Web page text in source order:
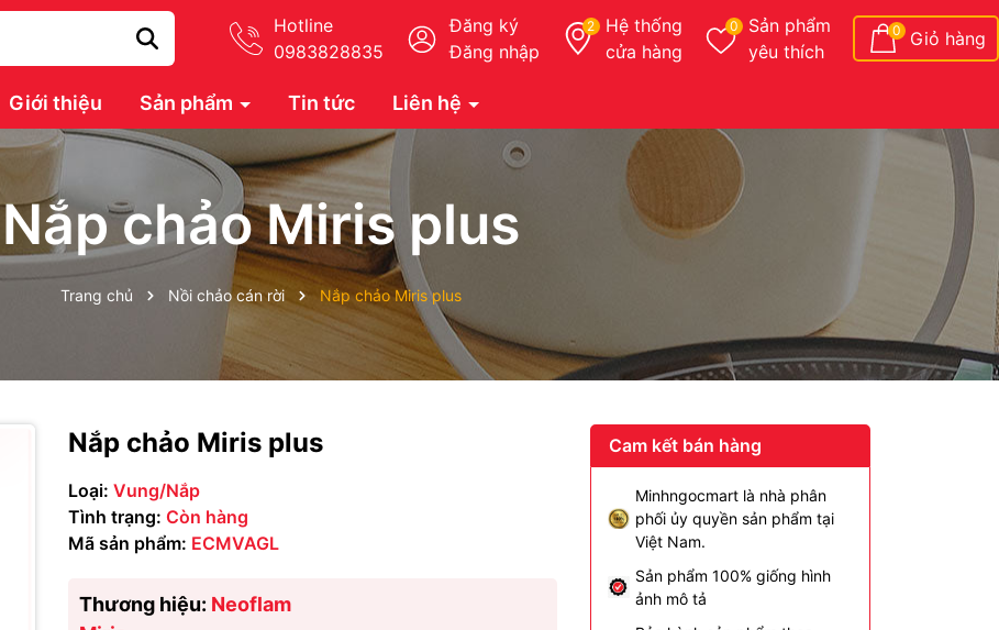
Hotline
0983828835
Đăng ký
Đăng nhập
2
Hệ thống
cửa hàng
0
Sản phẩm
yêu thích
0 Giỏ hàng
Giới thiệu Sản phẩm Tin tức Liên hệ
Nắp chảo Miris plus
Trang chủ Nồi chảo cán rời Nắp chảo Miris plus
Nắp chảo Miris plus
Loại: Vung/Nắp
Tình trạng: Còn hàng
Mã sản phẩm: ECMVAGL
Thương hiệu: Neoflam
Cam kết bán hàng
Minhngocmart là nhà phân
phối ủy quyền sản phẩm tại
Việt Nam.
Sản phẩm 100% giống hình
ảnh mô tả